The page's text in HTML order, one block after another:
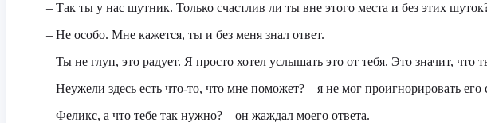
– Так ты у нас шутник. Только счастлив ли ты вне этого места и без этих
– Не особо. Мне кажется, ты и без меня знал ответ.
– Ты не глуп, это радует. Я просто хотел услышать это от тебя. Это значит,
– Неужели здесь есть что-то, что мне поможет? – я не мог проигнорировать
– Феликс, а что тебе так нужно? – он жаждал моего ответа.